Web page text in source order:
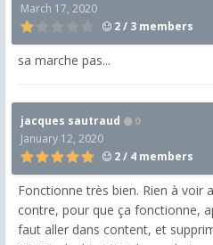
March 17, 2020
2 / 3 members
sa marche pas...
jacques sautraud 0
January 12, 2020
2 / 4 members
Fonctionne très bien. Rien à voir
contre, pour que ça fonctionne,
faut aller dans content, et